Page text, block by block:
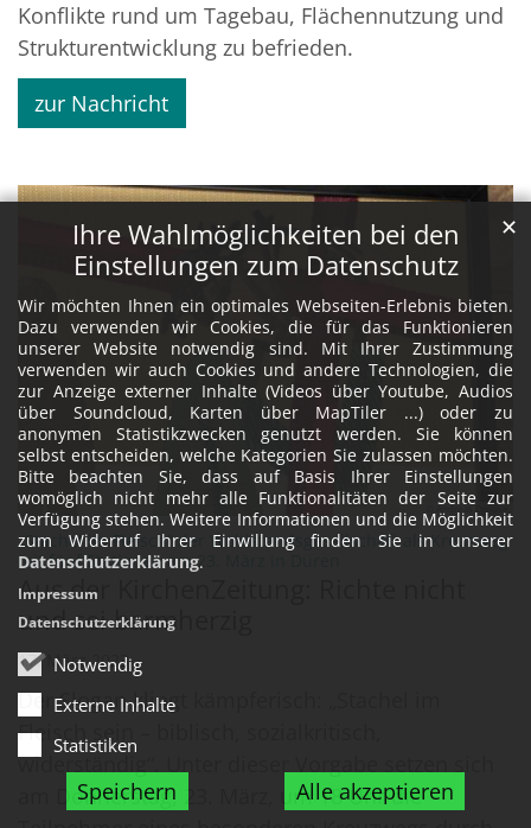
Ihre Wahlmöglichkeiten bei den
Einstellungen zum Datenschutz
Wir möchten Ihnen ein optimales Webseiten-Erlebnis bieten.
Dazu verwenden wir Cookies, die für das Funktionieren
unserer Website notwendig sind. Mit Ihrer Zustimmung
verwenden wir auch Cookies und andere Technologien, die
zur Anzeige externer Inhalte (Videos über Youtube, Audios
über Soundcloud, Karten über MapTiler ...) oder zu
anonymen Statistikzwecken genutzt werden. Sie können
selbst entscheiden, welche Kategorien Sie zulassen möchten.
Bitte beachten Sie, dass auf Basis Ihrer Einstellungen
womöglich nicht mehr alle Funktionalitäten der Seite zur
Verfügung stehen. Weitere Informationen und die Möglichkeit
zum Widerruf Ihrer Einwillung finden Sie in unserer
Datenschutzerklärung.
Notwendig
Externe Inhalte
Statistiken
Speichern Alle akzeptieren
✕
Impressum
Datenschutzerklärung
Konflikte rund um Tagebau, Flächennutzung und
Strukturentwicklung zu befrieden.
zur Nachricht
© Andreas Drouve
„Stachel im Fleisch“ der Wohlstandsgesellschaft als Kreuzweg
mit fünf Stationen am 23. März in Düren
Aus der KirchenZeitung: Richte nicht
und sei barmherzig
17. März 2023
Der Slogan klingt kämpferisch: „Stachel im
Fleisch sein – biblisch, sozialkritisch,
widerständig“. Unter dieser Vorgabe setzen sich
am Donnerstag, 23. März, um 18 Uhr die